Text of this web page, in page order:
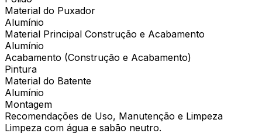
Material do Puxador
Alumínio
Material Principal Construção e Acabamento
Alumínio
Acabamento (Construção e Acabamento)
Pintura
Material do Batente
Alumínio
Montagem
Recomendações de Uso, Manutenção e Limpeza
Limpeza com água e sabão neutro.